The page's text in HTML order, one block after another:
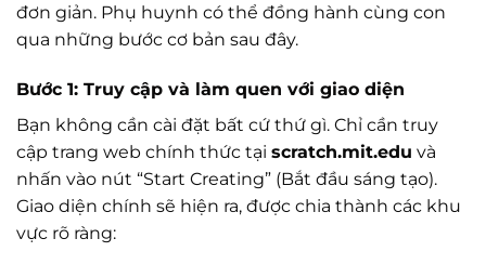
đơn giản. Phụ huynh có thể đồng hành cùng con
qua những bước cơ bản sau đây.
Bước 1: Truy cập và làm quen với giao diện
Bạn không cần cài đặt bất cứ thứ gì. Chỉ cần truy
cập trang web chính thức tại scratch.mit.edu và
nhấn vào nút “Start Creating” (Bắt đầu sáng tạo).
Giao diện chính sẽ hiện ra, được chia thành các khu
vực rõ ràng: